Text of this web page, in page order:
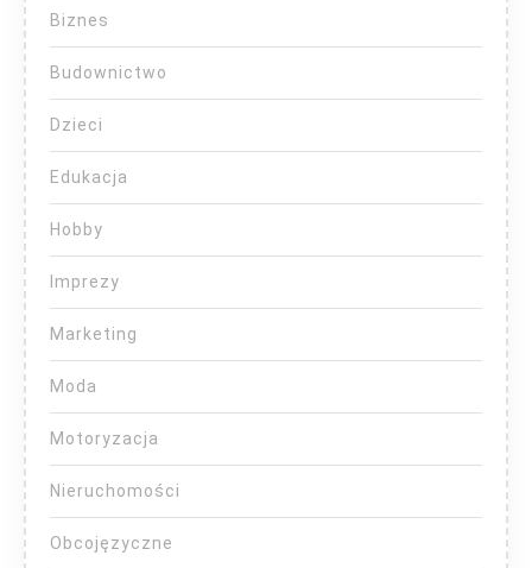
Biznes
Budownictwo
Dzieci
Edukacja
Hobby
Imprezy
Marketing
Moda
Motoryzacja
Nieruchomości
Obcojęzyczne